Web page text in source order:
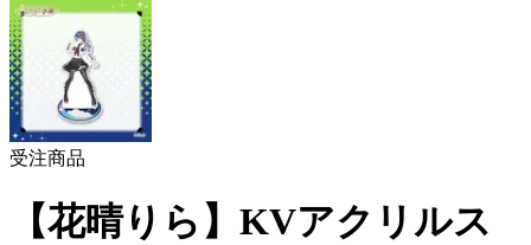
受注商品
【花晴りら】KVアクリルス